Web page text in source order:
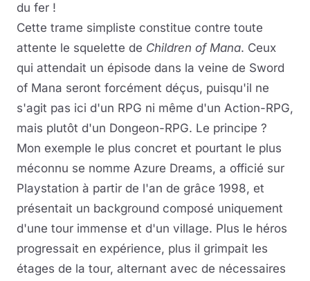
du fer !
Cette trame simpliste constitue contre toute
attente le squelette de Children of Mana. Ceux
qui attendait un épisode dans la veine de Sword
of Mana seront forcément déçus, puisqu'il ne
s'agit pas ici d'un RPG ni même d'un Action-RPG,
mais plutôt d'un Dongeon-RPG. Le principe ?
Mon exemple le plus concret et pourtant le plus
méconnu se nomme Azure Dreams, a officié sur
Playstation à partir de l'an de grâce 1998, et
présentait un background composé uniquement
d'une tour immense et d'un village. Plus le héros
progressait en expérience, plus il grimpait les
étages de la tour, alternant avec de nécessaires